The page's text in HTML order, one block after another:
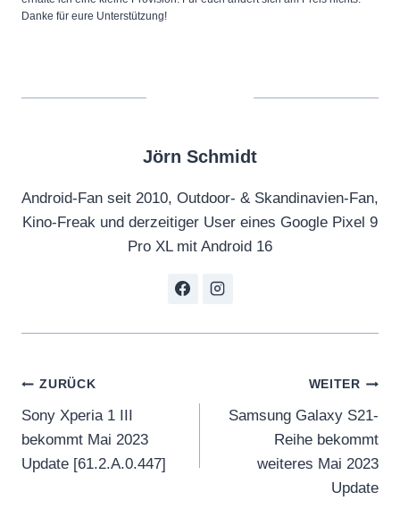
Danke für eure Unterstützung!
Jörn Schmidt
Android-Fan seit 2010, Outdoor- & Skandinavien-Fan,
Kino-Freak und derzeitiger User eines Google Pixel 9
Pro XL mit Android 16
Beitragsnavigation
ZURÜCK
Sony Xperia 1 III
bekommt Mai 2023
Update [61.2.A.0.447]
WEITER
Samsung Galaxy S21-
Reihe bekommt
weiteres Mai 2023
Update